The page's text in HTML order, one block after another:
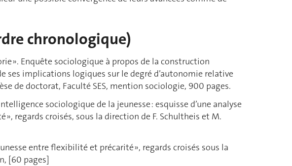
chronologique)
». Enquête sociologique à propos de la construction
ses implications logiques sur le degré d’autonomie relative
de doctorat, Faculté SES, mention sociologie, 900 pages.
sociologique de la jeunesse : esquisse d’une analyse
regards croisés, sous la direction de F. Schultheis et M.
entre flexibilité et précarité », regards croisés sous la
[60 pages]